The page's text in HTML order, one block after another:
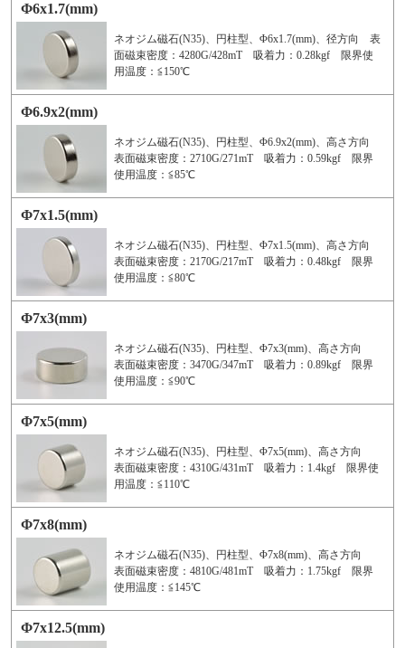
Φ6x1.7(mm)
ネオジム磁石(N35)、円柱型、Φ6x1.7(mm)、径方向 表
面磁束密度：4280G/428mT 吸着力：0.28kgf 限界使
用温度：≦150℃
Φ6.9x2(mm)
ネオジム磁石(N35)、円柱型、Φ6.9x2(mm)、高さ方向
表面磁束密度：2710G/271mT 吸着力：0.59kgf 限界
使用温度：≦85℃
Φ7x1.5(mm)
ネオジム磁石(N35)、円柱型、Φ7x1.5(mm)、高さ方向
表面磁束密度：2170G/217mT 吸着力：0.48kgf 限界
使用温度：≦80℃
Φ7x3(mm)
ネオジム磁石(N35)、円柱型、Φ7x3(mm)、高さ方向
表面磁束密度：3470G/347mT 吸着力：0.89kgf 限界
使用温度：≦90℃
Φ7x5(mm)
ネオジム磁石(N35)、円柱型、Φ7x5(mm)、高さ方向
表面磁束密度：4310G/431mT 吸着力：1.4kgf 限界使
用温度：≦110℃
Φ7x8(mm)
ネオジム磁石(N35)、円柱型、Φ7x8(mm)、高さ方向
表面磁束密度：4810G/481mT 吸着力：1.75kgf 限界
使用温度：≦145℃
Φ7x12.5(mm)